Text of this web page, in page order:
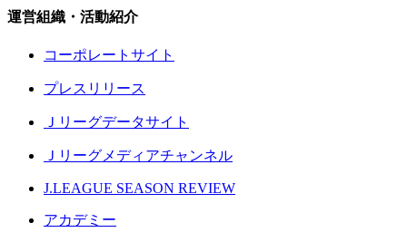
運営組織・活動紹介
コーポレートサイト
プレスリリース
Ｊリーグデータサイト
Ｊリーグメディアチャンネル
J.LEAGUE SEASON REVIEW
アカデミー